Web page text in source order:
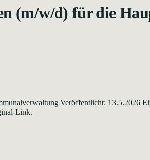
(m/w/d) für die
Veröffentlicht: 13.5.2026
Link.